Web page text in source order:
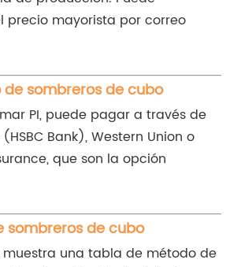
precio mayorista por correo
sombreros de cubo
PI, puede pagar a través de
Bank), Western Union o
que son la opción
sombreros de cubo
una tabla de método de